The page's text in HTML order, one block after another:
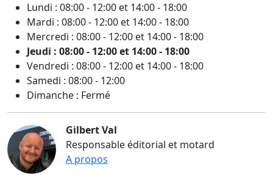
Lundi : 08:00 - 12:00 et 14:00 - 18:00
Mardi : 08:00 - 12:00 et 14:00 - 18:00
Mercredi : 08:00 - 12:00 et 14:00 - 18:00
Jeudi : 08:00 - 12:00 et 14:00 - 18:00
Vendredi : 08:00 - 12:00 et 14:00 - 18:00
Samedi : 08:00 - 12:00
Dimanche : Fermé
Gilbert Val
Responsable éditorial et motard
A propos